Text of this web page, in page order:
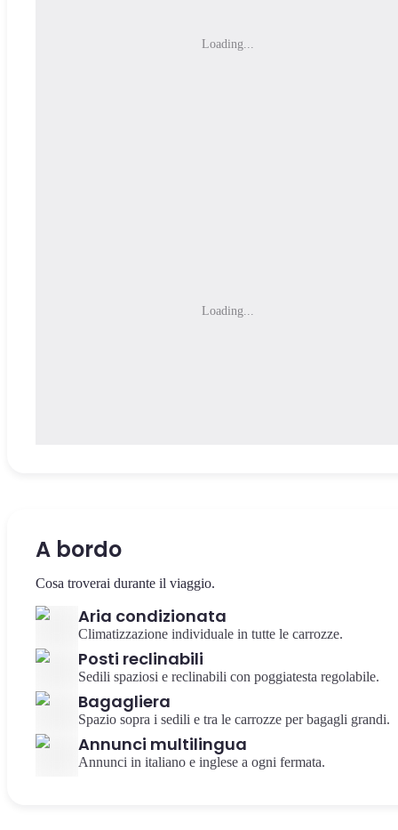
Loading...
Loading...
A bordo
Cosa troverai durante il viaggio.
Aria condizionata
Climatizzazione individuale in tutte le carrozze.
Posti reclinabili
Sedili spaziosi e reclinabili con poggiatesta regolabile.
Bagagliera
Spazio sopra i sedili e tra le carrozze per bagagli grandi.
Annunci multilingua
Annunci in italiano e inglese a ogni fermata.